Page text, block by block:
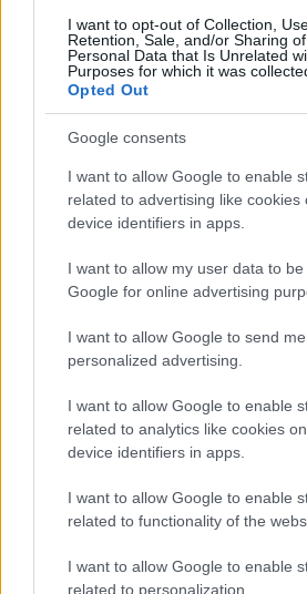
I want to opt-out of Collection,
Retention, Sale, and/or Sharing
Personal Data that Is Unrelated
Purposes for which it was
Opted Out
Google consents
I want to allow Google to enable
related to advertising like cookies
device identifiers in apps.
I want to allow my user data to
Google for online advertising
I want to allow Google to send me
personalized advertising.
I want to allow Google to enable
related to analytics like cookies
device identifiers in apps.
I want to allow Google to enable
related to functionality of the
I want to allow Google to enable
related to personalization.
Ennek a 3 csillagjegynek